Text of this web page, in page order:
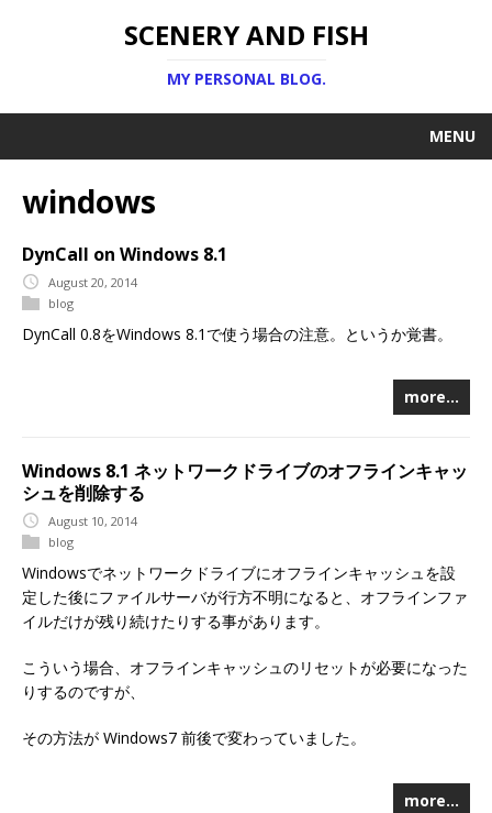
SCENERY AND FISH
MY PERSONAL BLOG.
MENU
windows
DynCall on Windows 8.1
August 20, 2014
blog
DynCall 0.8をWindows 8.1で使う場合の注意。というか覚書。
more…
Windows 8.1 ネットワークドライブのオフラインキャッ
シュを削除する
August 10, 2014
blog
Windowsでネットワークドライブにオフラインキャッシュを設
定した後にファイルサーバが行方不明になると、オフラインファ
イルだけが残り続けたりする事があります。
こういう場合、オフラインキャッシュのリセットが必要になった
りするのですが、
その方法が Windows7 前後で変わっていました。
more…